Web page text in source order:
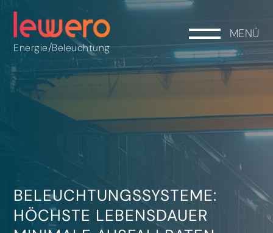
Energie/Beleuchtung
MENÜ
BELEUCHTUNGSSYSTEME:
HÖCHSTE LEBENSDAUER